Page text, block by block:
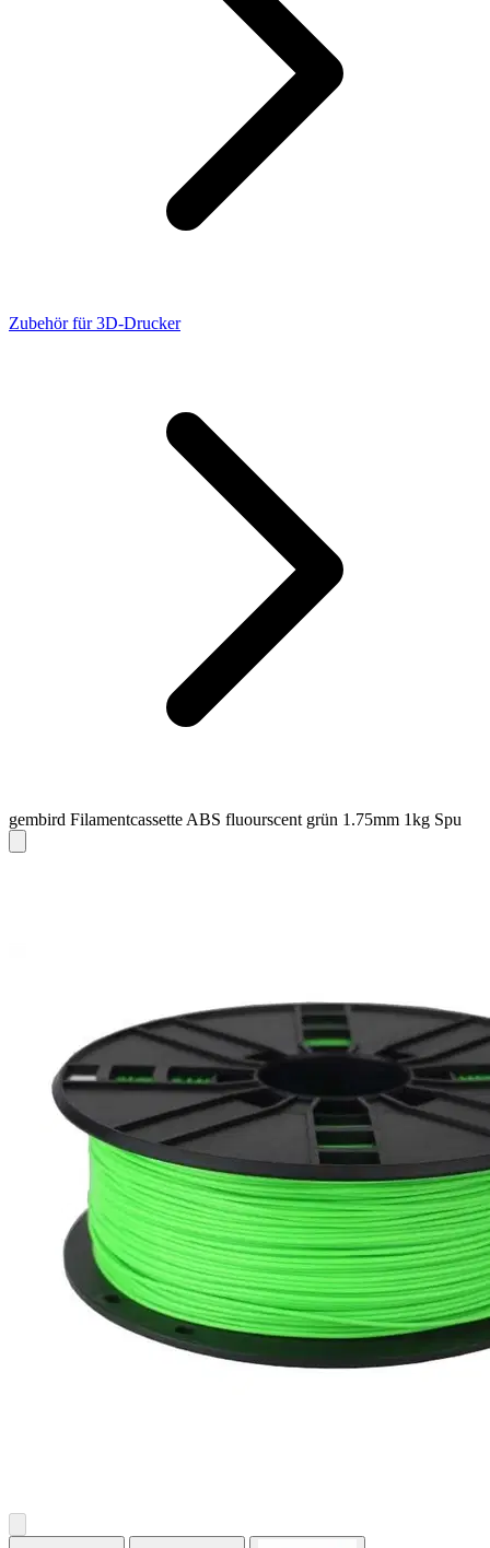
Zubehör für 3D-Drucker
gembird Filamentcassette ABS fluourscent grün 1.75mm 1kg Spu